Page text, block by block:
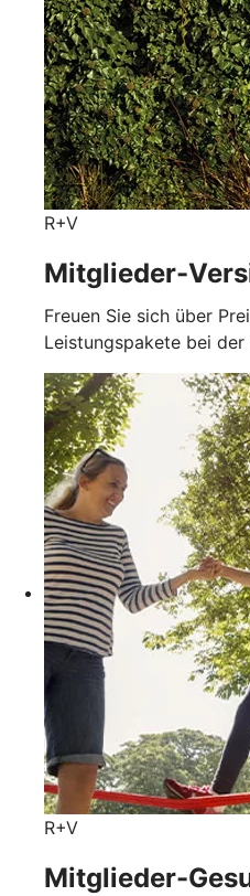
R+V
Mitglieder-
Freuen Sie sich über
Leistungspakete bei der
R+V
Mitglieder-